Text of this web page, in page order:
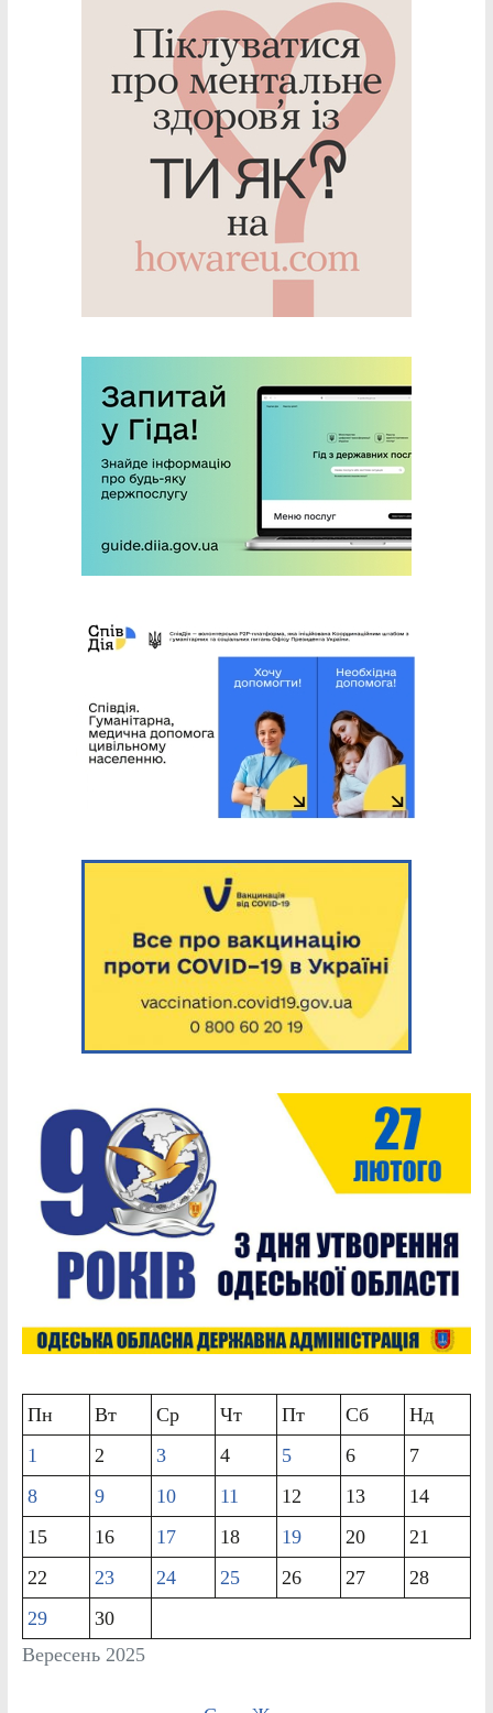
Вересень 2025
Пн Вт Ср Чт Пт Сб
Нд
1
2 3 4 5 6
7
8
9 10 11 12 13
14
15
16 17 18 19 20
21
22
23 24 25 26 27
28
29
30